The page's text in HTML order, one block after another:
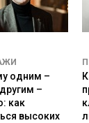
средняя
одним –
–
как
высоких